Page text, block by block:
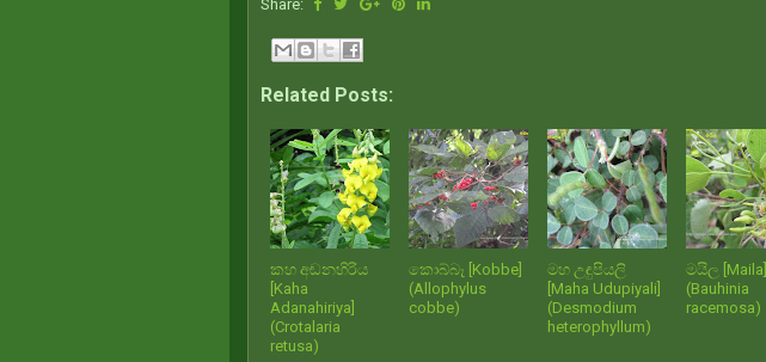
Share:
Related Posts:
කහ අඬනහිරිය
[Kaha
Adanahiriya]
(Crotalaria
retusa)
කොබ්බෑ [Kobbe]
(Allophylus
cobbe)
මහ උඳුපියලි
[Maha Udupiyali]
(Desmodium
heterophyllum)
මයිල [Maila]
(Bauhinia
racemosa)